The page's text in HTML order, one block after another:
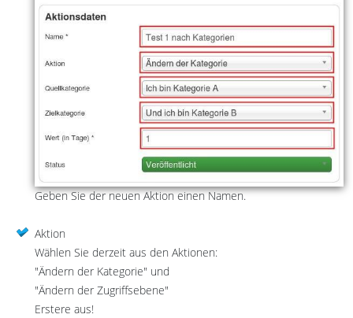
Geben Sie der neuen Aktion einen Namen.
Aktion
Wählen Sie derzeit aus den Aktionen:
"Ändern der Kategorie" und
"Ändern der Zugriffsebene"
Erstere aus!